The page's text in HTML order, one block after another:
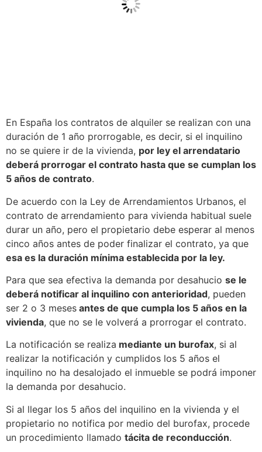
En España los contratos de alquiler se realizan con una
duración de 1 año prorrogable, es decir, si el inquilino
no se quiere ir de la vivienda, por ley el arrendatario
deberá prorrogar el contrato hasta que se cumplan los
5 años de contrato.
De acuerdo con la Ley de Arrendamientos Urbanos, el
contrato de arrendamiento para vivienda habitual suele
durar un año, pero el propietario debe esperar al menos
cinco años antes de poder finalizar el contrato, ya que
esa es la duración mínima establecida por la ley.
Para que sea efectiva la demanda por desahucio se le
deberá notificar al inquilino con anterioridad, pueden
ser 2 o 3 meses antes de que cumpla los 5 años en la
vivienda, que no se le volverá a prorrogar el contrato.
La notificación se realiza mediante un burofax, si al
realizar la notificación y cumplidos los 5 años el
inquilino no ha desalojado el inmueble se podrá imponer
la demanda por desahucio.
Si al llegar los 5 años del inquilino en la vivienda y el
propietario no notifica por medio del burofax, procede
un procedimiento llamado tácita de reconducción.